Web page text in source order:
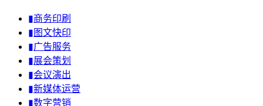
▮商务印刷
▮图文快印
▮广告服务
▮展会策划
▮会议演出
▮新媒体运营
▮数字营销